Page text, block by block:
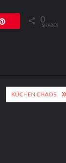
0
SHARES
KÜCHEN CHAOS